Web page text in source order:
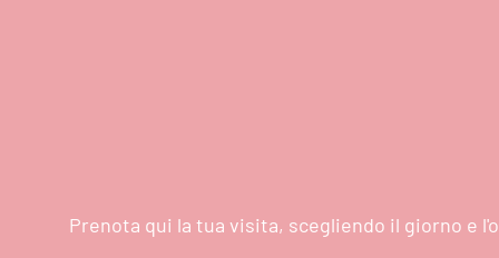
Prenota qui la tua visita, scegliendo il giorno e